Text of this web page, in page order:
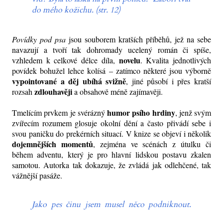
do mého kožichu. (str. 12)
Povídky pod psa jsou souborem kratších příběhů, jež na sebe
navazují a tvoří tak dohromady ucelený román či spíše,
vzhledem k celkové délce díla, novelu. Kvalita jednotlivých
povídek bohužel lehce kolísá – zatímco některé jsou výborně
vypointované a děj ubíhá svižně, jiné působí i přes kratší
rozsah zdlouhavějia obsahově méně zajímavěji.
Tmelícím prvkem je svéráznýhumor psího hrdiny, jenž svým
zvířecím rozumem glosuje okolní dění a často přivádí sebe i
svou paničku do prekérních situací. V knize se objeví i několik
dojemnějších momentů, zejména ve scénách z útulku či
během adventu, který je pro hlavní lidskou postavu zkalen
samotou. Autorka tak dokazuje, že zvládá jak odlehčené, tak
vážnější pasáže.
Jako pes činu jsem musel něco podniknout.